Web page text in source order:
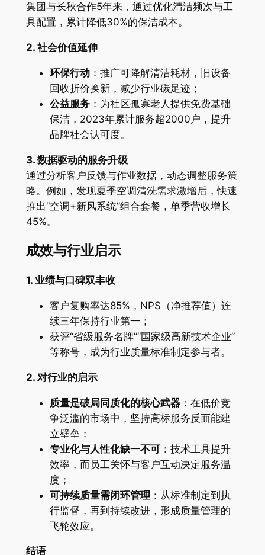
集团与长秋合作5年来，通过优化清洁频次与工
具配置，累计降低30%的保洁成本。
2. 社会价值延伸
环保行动：推广可降解清洁耗材，旧设备
回收折价换新，减少行业碳足迹；
公益服务：为社区孤寡老人提供免费基础
保洁，2023年累计服务超2000户，提升
品牌社会认可度。
3. 数据驱动的服务升级
通过分析客户反馈与作业数据，动态调整服务策
略。例如，发现夏季空调清洗需求激增后，快速
推出“空调+新风系统”组合套餐，单季营收增长
45%。
成效与行业启示
1. 业绩与口碑双丰收
客户复购率达85%，NPS（净推荐值）连
续三年保持行业第一；
获评“省级服务名牌”“国家级高新技术企业”
等称号，成为行业质量标准制定参与者。
2. 对行业的启示
质量是破局同质化的核心武器：在低价竞
争泛滥的市场中，坚持高标服务反而能建
立壁垒；
专业化与人性化缺一不可：技术工具提升
效率，而员工关怀与客户互动决定服务温
度；
可持续质量需闭环管理 ：从标准制定到执
行监督，再到持续改进，形成质量管理的
飞轮效应。
结语